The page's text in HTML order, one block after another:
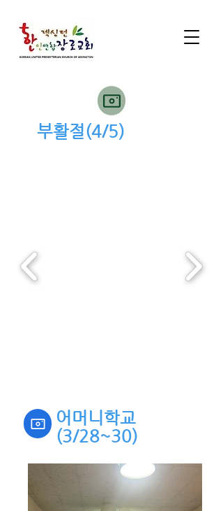
​부활절(4/5)
​어머니학교
(3/28~30)